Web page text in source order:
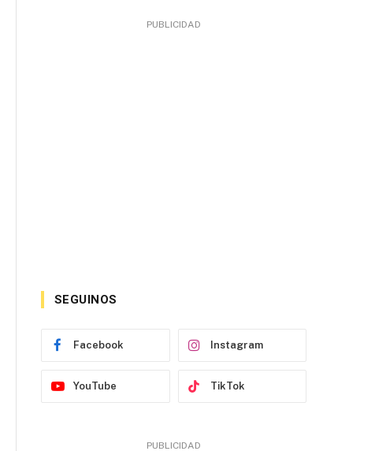
PUBLICIDAD
SEGUINOS
Facebook Instagram
YouTube TikTok
PUBLICIDAD